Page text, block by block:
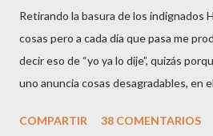
Retirando la basura de los indignados
cosas pero a cada día que pasa me
decir eso de “yo ya lo dije”, quizás
uno anuncia cosas desagradables, en
Pero francamente estos socialistas
COMPARTIR 38 COMENTARIOS